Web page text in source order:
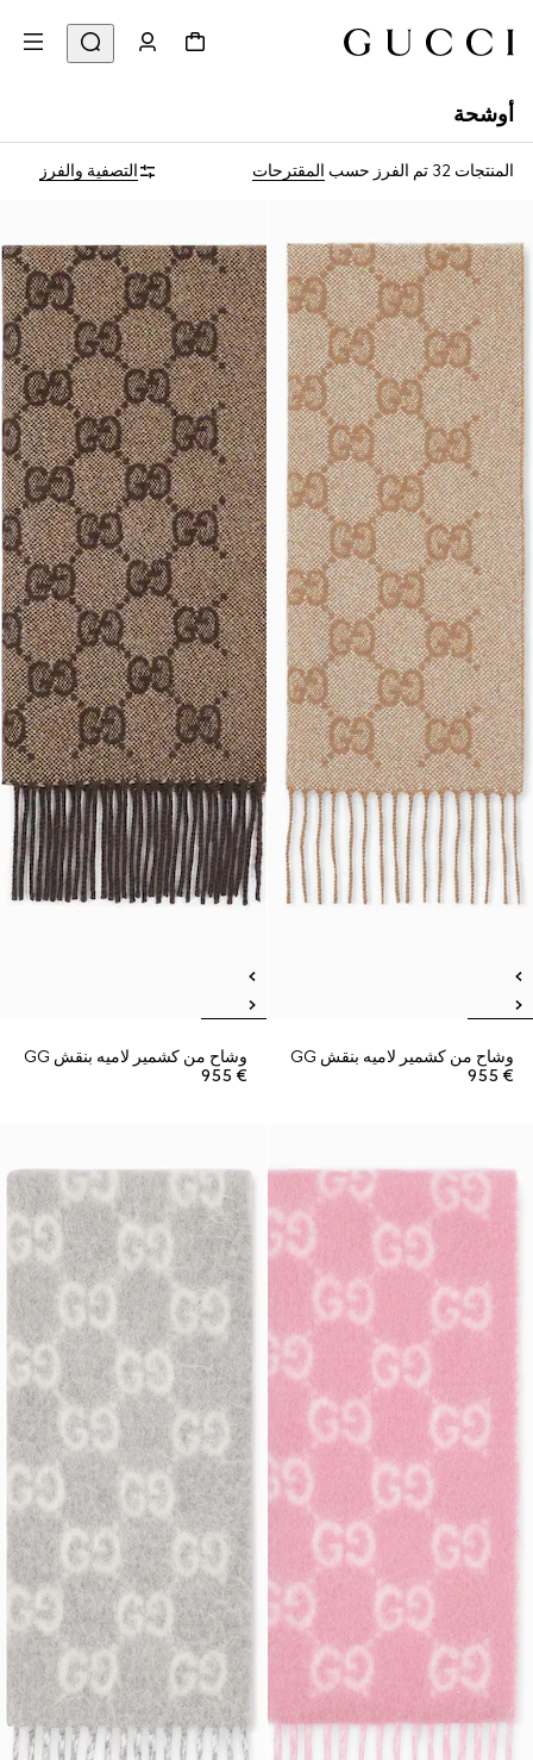
أوشحة
المنتجات 32 تم الفرز حسب المقترحات التصفية والفرز
وشاح من كشمير لاميه بنقش GG
€ 955
وشاح من كشمير لاميه بنقش GG
€ 955